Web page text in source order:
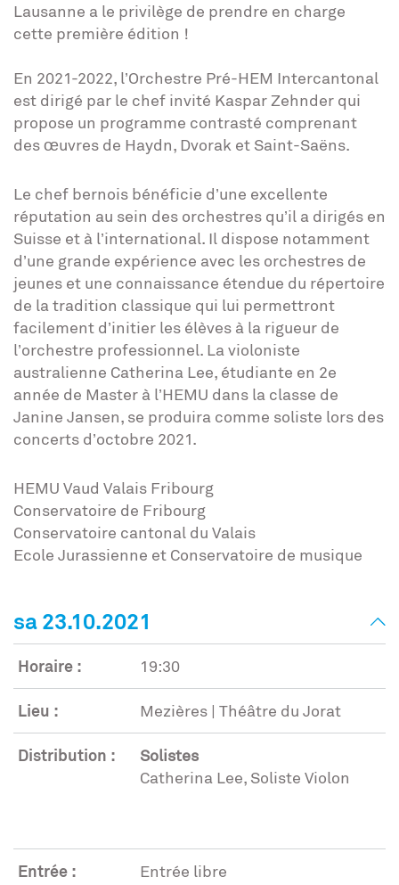
Lausanne a le privilège de prendre en charge
cette première édition !
En 2021-2022, l’Orchestre Pré-HEM Intercantonal
est dirigé par le chef invité Kaspar Zehnder qui
propose un programme contrasté comprenant
des œuvres de Haydn, Dvorak et Saint-Saëns.
Le chef bernois bénéficie d’une excellente
réputation au sein des orchestres qu’il a dirigés en
Suisse et à l’international. Il dispose notamment
d’une grande expérience avec les orchestres de
jeunes et une connaissance étendue du répertoire
de la tradition classique qui lui permettront
facilement d’initier les élèves à la rigueur de
l’orchestre professionnel. La violoniste
australienne Catherina Lee, étudiante en 2e
année de Master à l’HEMU dans la classe de
Janine Jansen, se produira comme soliste lors des
concerts d’octobre 2021.
HEMU Vaud Valais Fribourg
Conservatoire de Fribourg
Conservatoire cantonal du Valais
Ecole Jurassienne et Conservatoire de musique
sa 23.10.2021
Horaire : 19:30
Lieu : Mezières | Théâtre du Jorat
Distribution :
Solistes
Catherina Lee, Soliste Violon
Entrée : Entrée libre